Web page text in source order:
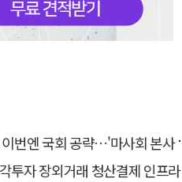
공략…'마사회 본사 이전·광역교통망 확충' 요청
거래 청산결제 인프라 구축 착수…연내 가동